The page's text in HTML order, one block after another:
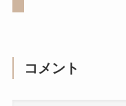
コメント